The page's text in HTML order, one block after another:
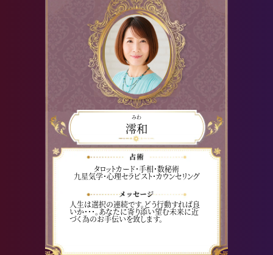
みわ
澪和
タロットカード・手相・数秘術
九星気学・心理セラピスト・カウンセリング
人生は選択の連続です。どう行動すれば良
いか・・・。あなたに寄り添い望む未来に近
づく為のお手伝いを致します。